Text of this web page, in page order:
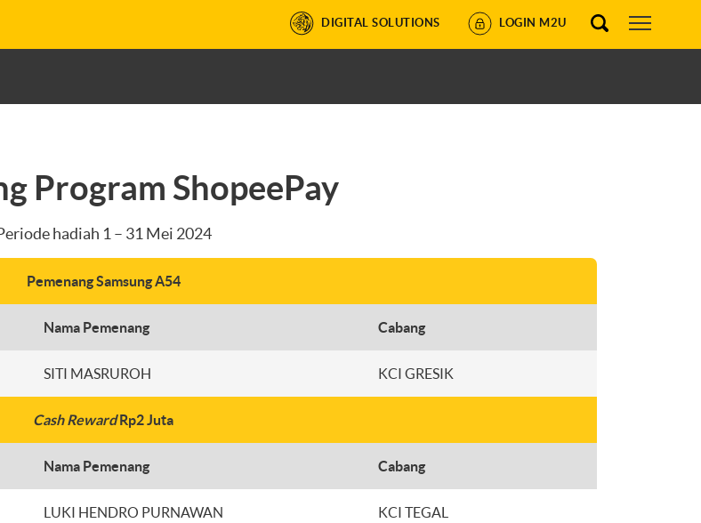
DIGITAL SOLUTIONS LOGIN M2U
Program ShopeePay
hadiah 1 – 31 Mei 2024
Pemenang Samsung A54
Nama Pemenang Cabang
SITI MASRUROH KCI GRESIK
Cash RewardRp2 Juta
Nama Pemenang Cabang
LUKI HENDRO PURNAWAN KCI TEGAL